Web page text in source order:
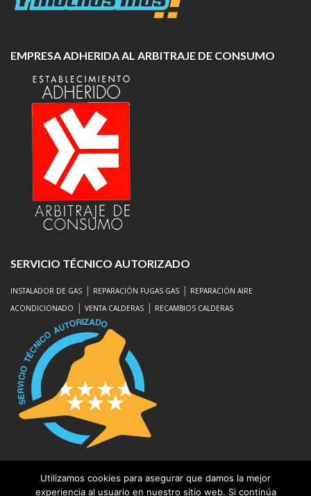
EMPRESA ADHERIDA AL ARBITRAJE DE CONSUMO
SERVICIO TÉCNICO AUTORIZADO
INSTALADOR DE GAS | REPARACIÓN FUGAS GAS | REPARACIÓN AIRE
ACONDICIONADO
| VENTA CALDERAS | RECAMBIOS CALDERAS
Aviso Legal|Protección de Datos
Utilizamos cookies para asegurar que damos la mejor
experiencia al usuario en nuestro sitio web. Si continúa